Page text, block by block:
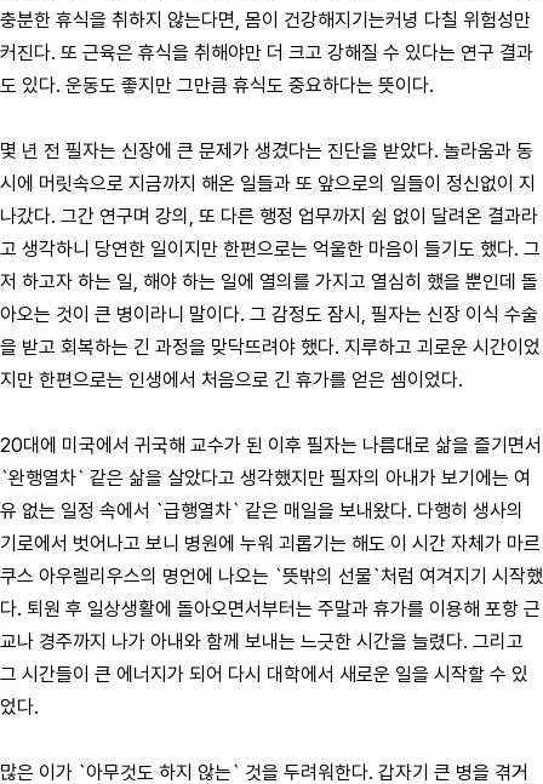
충분한 휴식을 취하지 않는다면, 몸이 건강해지기는커녕 다칠 위험성만
커진다. 또 근육은 휴식을 취해야만 더 크고 강해질 수 있다는 연구 결과
도 있다. 운동도 좋지만 그만큼 휴식도 중요하다는 뜻이다.
몇 년 전 필자는 신장에 큰 문제가 생겼다는 진단을 받았다. 놀라움과 동
시에 머릿속으로 지금까지 해온 일들과 또 앞으로의 일들이 정신없이 지
나갔다. 그간 연구며 강의, 또 다른 행정 업무까지 쉼 없이 달려온 결과라
고 생각하니 당연한 일이지만 한편으로는 억울한 마음이 들기도 했다. 그
저 하고자 하는 일, 해야 하는 일에 열의를 가지고 열심히 했을 뿐인데 돌
아오는 것이 큰 병이라니 말이다. 그 감정도 잠시, 필자는 신장 이식 수술
을 받고 회복하는 긴 과정을 맞닥뜨려야 했다. 지루하고 괴로운 시간이었
지만 한편으로는 인생에서 처음으로 긴 휴가를 얻은 셈이었다.
20대에 미국에서 귀국해 교수가 된 이후 필자는 나름대로 삶을 즐기면서
`완행열차` 같은 삶을 살았다고 생각했지만 필자의 아내가 보기에는 여
유 없는 일정 속에서 `급행열차` 같은 매일을 보내왔다. 다행히 생사의
기로에서 벗어나고 보니 병원에 누워 괴롭기는 해도 이 시간 자체가 마르
쿠스 아우렐리우스의 명언에 나오는 `뜻밖의 선물`처럼 여겨지기 시작했
다. 퇴원 후 일상생활에 돌아오면서부터는 주말과 휴가를 이용해 포항 근
교나 경주까지 나가 아내와 함께 보내는 느긋한 시간을 늘렸다. 그리고
그 시간들이 큰 에너지가 되어 다시 대학에서 새로운 일을 시작할 수 있
었다.
많은 이가 `아무것도 하지 않는` 것을 두려워한다. 갑자기 큰 병을 겪거